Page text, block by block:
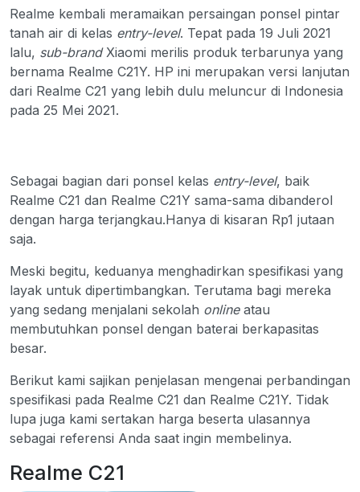
Realme kembali meramaikan persaingan ponsel pintar
tanah air di kelas entry-level. Tepat pada 19 Juli 2021
lalu, sub-brandXiaomi merilis produk terbarunya yang
bernama Realme C21Y. HP ini merupakan versi lanjutan
dari Realme C21 yang lebih dulu meluncur di Indonesia
pada 25 Mei 2021.
Sebagai bagian dari ponsel kelas entry-level, baik
Realme C21 dan Realme C21Y sama-sama dibanderol
dengan harga terjangkau.Hanya di kisaran Rp1 jutaan
saja.
Meski begitu, keduanya menghadirkan spesifikasi yang
layak untuk dipertimbangkan. Terutama bagi mereka
yang sedang menjalani sekolah onlineatau
membutuhkan ponsel dengan baterai berkapasitas
besar.
Berikut kami sajikan penjelasan mengenai perbandingan
spesifikasi pada Realme C21 dan Realme C21Y. Tidak
lupa juga kami sertakan harga beserta ulasannya
sebagai referensi Anda saat ingin membelinya.
Realme C21